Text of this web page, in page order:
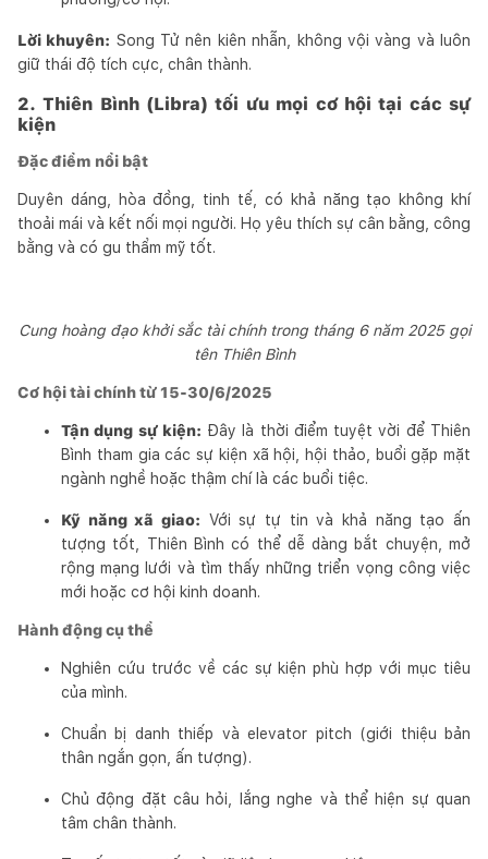
Lời khuyên: Song Tử nên kiên nhẫn, không vội vàng và luôn
giữ thái độ tích cực, chân thành.
2. Thiên Bình (Libra) tối ưu mọi cơ hội tại các sự
kiện
Đặc điểm nổi bật
Duyên dáng, hòa đồng, tinh tế, có khả năng tạo không khí
thoải mái và kết nối mọi người. Họ yêu thích sự cân bằng, công
bằng và có gu thẩm mỹ tốt.
Cung hoàng đạo khởi sắc tài chính trong tháng 6 năm 2025 gọi
tên Thiên Bình
Cơ hội tài chính từ 15-30/6/2025
Tận dụng sự kiện: Đây là thời điểm tuyệt vời để Thiên
Bình tham gia các sự kiện xã hội, hội thảo, buổi gặp mặt
ngành nghề hoặc thậm chí là các buổi tiệc.
Kỹ năng xã giao: Với sự tự tin và khả năng tạo ấn
tượng tốt, Thiên Bình có thể dễ dàng bắt chuyện, mở
rộng mạng lưới và tìm thấy những triển vọng công việc
mới hoặc cơ hội kinh doanh.
Hành động cụ thể
Nghiên cứu trước về các sự kiện phù hợp với mục tiêu
của mình.
Chuẩn bị danh thiếp và elevator pitch (giới thiệu bản
thân ngắn gọn, ấn tượng).
Chủ động đặt câu hỏi, lắng nghe và thể hiện sự quan
tâm chân thành.